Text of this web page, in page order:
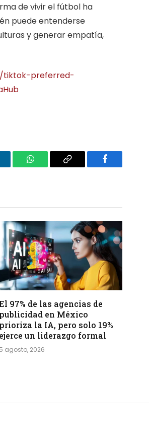
de vivir el fútbol ha
puede entenderse
y generar empatía,
tiktok-preferred-
WhatsAppCopy
Facebook
97% de las agencias de
publicidad en México
prioriza la IA, pero solo 19%
ejerce un liderazgo formal
5 agosto, 2026